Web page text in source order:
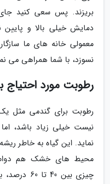
بریزند. پس سعی کنید
دمایش خیلی بالا و
معمولی خانه های ما
نسوزد، با شما همراهی می
رطوبت مورد احتیاج
رطوبت برای گندمی مثل
نیست خیلی زیاد باشد،
نماید. این گیاه به خاطر
محیط های خشک هم دوام
چیزی بین